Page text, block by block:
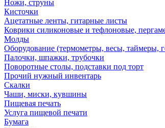
Ножи, струны
Кисточки
Ацетатные ленты, гитарные листы
Коврики силиконовые и тефлоновые,
Молды
Оборудование (термометры, весы, таймеры,
Палочки, шпажки, трубочки
Поворотные столы, подставки под торт
Прочий нужный инвентарь
Скалки
Чаши, миски, кувшины
Пищевая печать
Услуга пищевой печати
Бумага